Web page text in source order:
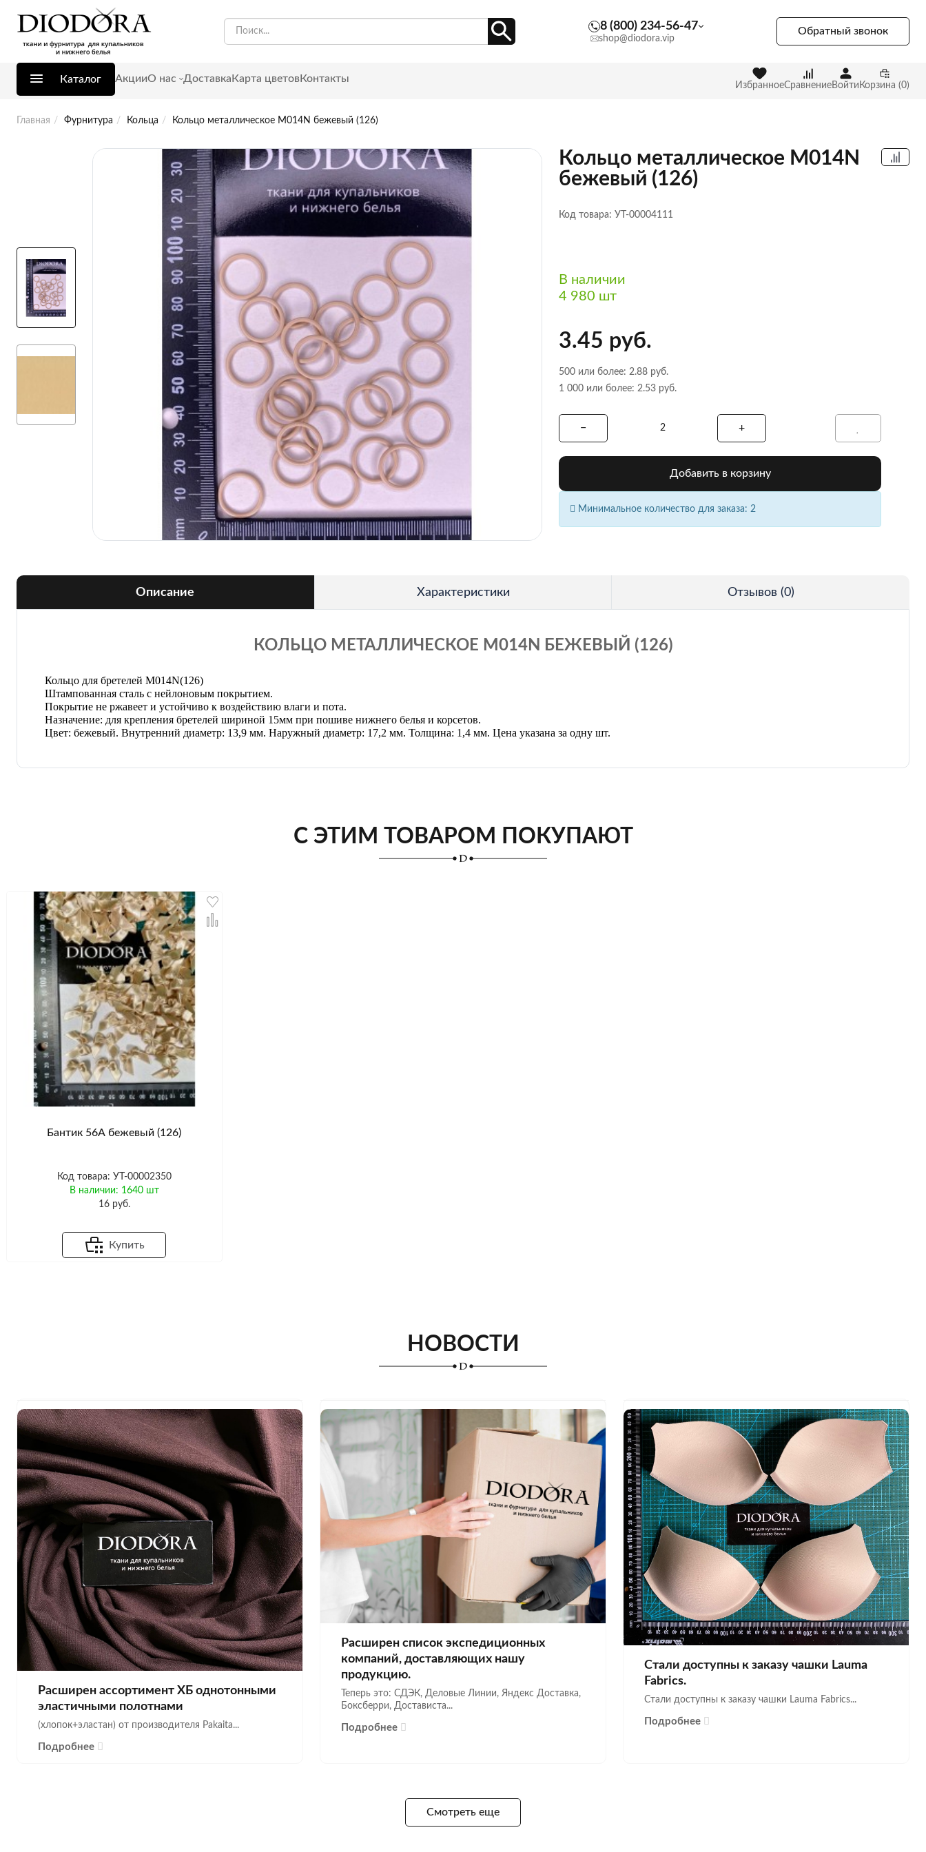
8 (800) 234-56-47
shop@diodora.vip
Обратный звонок
Каталог АкцииО нас Доставка Карта цветовКонтакты
ИзбранноеСравнениеВойти Корзина (0)
Главная Фурнитура Кольца Кольцо металлическое M014N бежевый (126)
Кольцо металлическое M014N
бежевый (126)
Код товара: УТ-00004111
В наличии
4 980 шт
3.45 руб.
500 или более: 2.88 руб.
1 000 или более: 2.53 руб.
Добавить в корзину
Минимальное количество для заказа: 2
Описание Характеристики Отзывов (0)
КОЛЬЦО МЕТАЛЛИЧЕСКОЕ M014N БЕЖЕВЫЙ (126)
Кольцо для бретелей M014N(126)
Штампованная сталь с нейлоновым покрытием.
Покрытие не ржавеет и устойчиво к воздействию влаги и пота.
Назначение: для крепления бретелей шириной 15мм при пошиве нижнего белья и корсетов.
Цвет: бежевый. Внутренний диаметр: 13,9 мм. Наружный диаметр: 17,2 мм. Толщина: 1,4 мм. Цена указана за одну шт.
С ЭТИМ ТОВАРОМ ПОКУПАЮТ
Бантик 56А бежевый (126)
Код товара: УТ-00002350
В наличии: 1640 шт
16 руб.
Купить
НОВОСТИ
Расширен ассортимент ХБ однотонными
эластичными полотнами
(хлопок+эластан) от производителя Pakaita...
Подробнее
Расширен список экспедиционных
компаний, доставляющих нашу
продукцию.
Теперь это: СДЭК, Деловые Линии, Яндекс Доставка,
Боксберри, Достависта...
Подробнее
Стали доступны к заказу чашки Lauma
Fabrics.
Стали доступны к заказу чашки Lauma Fabrics...
Подробнее
Смотреть еще